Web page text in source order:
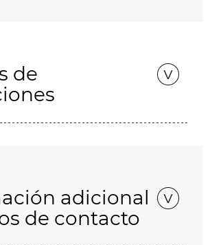
de
adicional
de contacto